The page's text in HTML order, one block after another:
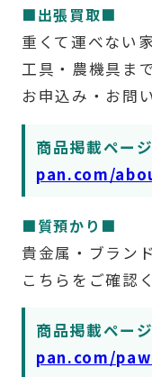
■出張買取■
重くて運べない
工具・農機具ま
お申込み・お問
商品掲載ペー
pan.com/
■質預かり■
貴金属・ブラン
こちらをご確認
商品掲載ペー
pan.com/